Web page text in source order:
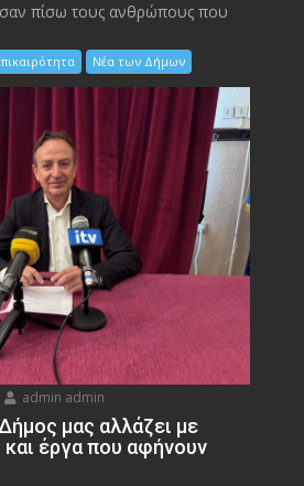
πίσω τους ανθρώπους που
Νέα των Δήμων
admin admin
μας αλλάζει με
και έργα που αφήνουν